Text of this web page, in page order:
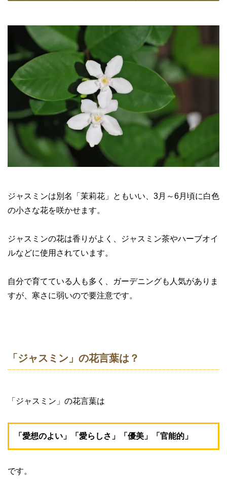
ジャスミンは別名「茉莉花」ともいい、3月～6月頃に白色
の小さな花を咲かせます。
ジャスミンの花は香りがよく、ジャスミン茶やハーブオイ
ルなどに使用されています。
自分で育てている人も多く、ガーデニングも人気がありま
すが、寒さに弱いので要注意です。
「ジャスミン」の花言葉は？
「ジャスミン」の花言葉は
「愛想のよい」「愛らしさ」「優美」「官能的」
です。